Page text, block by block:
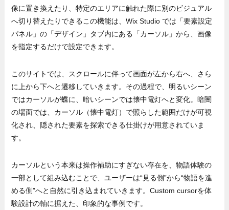
像に置き換えたり、特定のエリアに触れた際に別のビジュアル
へ切り替えたりできるこの機能は、Wix Studio では「要素設定
パネル」の「デザイン」タブ内にある「カーソル」から、画像
を指定するだけで設定できます。
このサイトでは、スクロールに伴って画面が左から右へ、さら
に上から下へと遷移していきます。その過程で、明るいシーン
ではカーソルが蝶に、暗いシーンでは懐中電灯へと変化。暗闇
の場面では、カーソル（懐中電灯）で照らした範囲だけが可視
化され、隠された要素を探索できる仕掛けが用意されていま
す。
カーソルという本来は操作補助にすぎない存在を、物語体験の
一部として組み込むことで、ユーザーは“見る側”から“物語を進
める側”へと自然に引き込まれていきます。Custom cursorを体
験設計の軸に据えた、印象的な事例です。